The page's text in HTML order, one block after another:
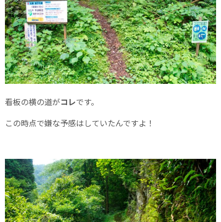
看板の横の道がコレです。
この時点で嫌な予感はしていたんですよ！